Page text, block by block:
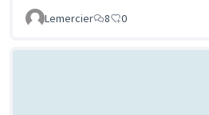
Lemercier
8 0